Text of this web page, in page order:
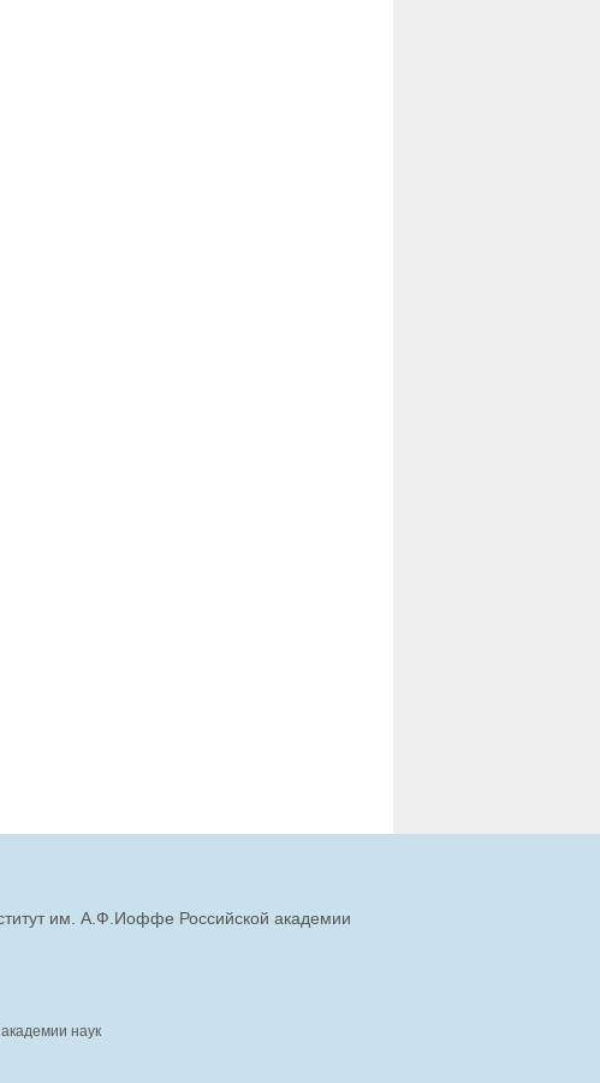
им. А.Ф.Иоффе Российской академии
наук